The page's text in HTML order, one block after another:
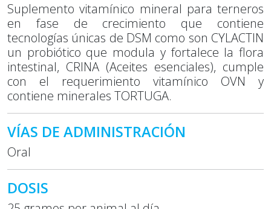
Suplemento vitamínico mineral para terneros
en fase de crecimiento que contiene
tecnologías únicas de DSM como son CYLACTIN
un probiótico que modula y fortalece la flora
intestinal, CRINA (Aceites esenciales), cumple
con el requerimiento vitamínico OVN y
contiene minerales TORTUGA.
VÍAS DE ADMINISTRACIÓN
Oral
DOSIS